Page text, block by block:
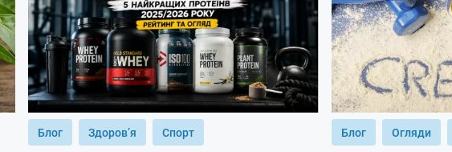
Блог Здоров’я Спорт Блог Огляди